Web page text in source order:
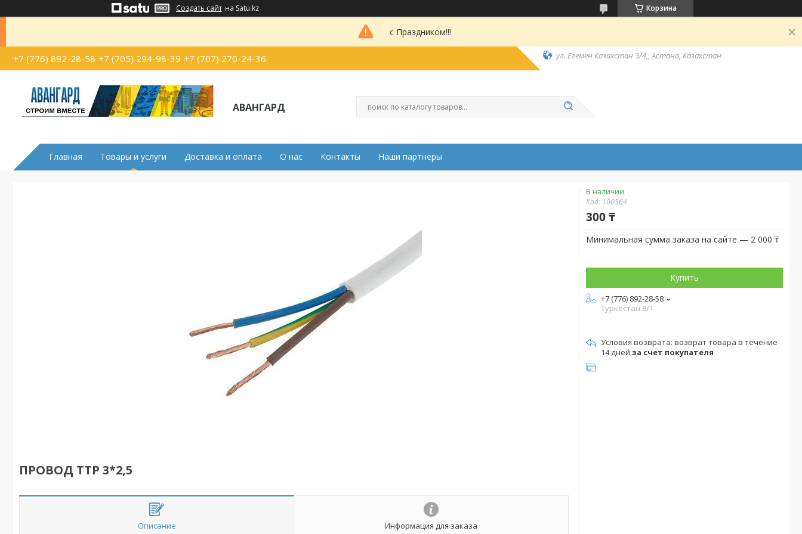
Создать сайт на Satu.kz Корзина
с Праздником!!!
+7 (776) 892-28-58 +7 (705) 294-98-39 +7 (707) 270-24-36 ул. Егемен Казахстан 3/4,, Астана, Казахстан
АВАНГАРД
Главная Товары и услуги Доставка и оплата О нас Контакты Наши партнеры
ПРОВОД ТТР 3*2,5
Описание Информация для заказа
В наличии
Код: 100564
300 ₸
Минимальная сумма заказа на сайте — 2 000 ₸
Купить
+7 (776) 892-28-58
Туркестан 8/1
возврат товара в течение
14 дней за счет покупателя